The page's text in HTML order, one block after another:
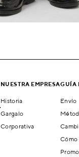
NUESTRA EMPRESA
Historia
Gargalo
Corporativa
GUÍA
Envío
Cómo